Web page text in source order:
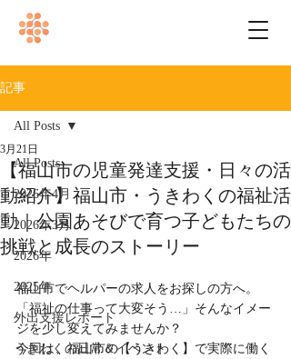
記事
All Posts
2026年4月
2026年3月
2026年
2025年
外出支援レポート
うきわくの日常＆イベント
All Posts
【福山市の児童発達支援・日々の活
動紹介】福山市・うきわくの福祉活
動｜公園あそびで育つ子どもたちの
挑戦と成長のストーリー
3月21日
福山市でヘルパーの求人をお探しの方へ。
「福祉の仕事って大変そう…」そんなイメー
ジを少し変えてみませんか？
今回は、福山市の【うきわく】で実際に働く